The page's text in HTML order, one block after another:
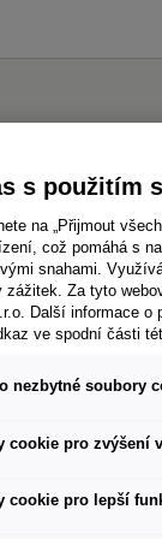
Můžete
a
najdou své
snadno
tam,
k
s použitím
na „Přijmout
což pomáhá s
snahami.
zážitek. Za tyto
Další informace
ve spodní části
nezbytné soubory
cookie pro zvýšení
cookie pro lepší